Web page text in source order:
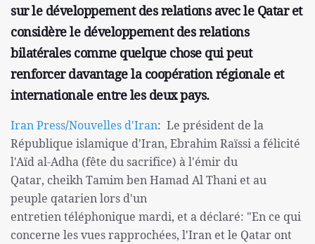
sur le développement des relations avec le Qatar et
considère le développement des relations
bilatérales comme quelque chose qui peut
renforcer davantage la coopération régionale et
internationale entre les deux pays.
Iran Press/Nouvelles d'Iran: Le président de la
République islamique d'Iran, Ebrahim Raïssi a félicité
l'Aïd al-Adha (fête du sacrifice) à l'émir du
Qatar, cheikh Tamim ben Hamad Al Thani et au
peuple qatarien lors d'un
entretien téléphonique mardi, et a déclaré: "En ce qui
concerne les vues rapprochées, l'Iran et le Qatar ont